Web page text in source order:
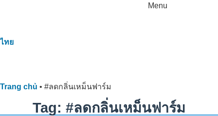
Menu
ไทย
Trang chủ • #ลดกลิ่นเหม็นฟาร์ม
Tag: #ลดกลิ่นเหม็นฟาร์ม